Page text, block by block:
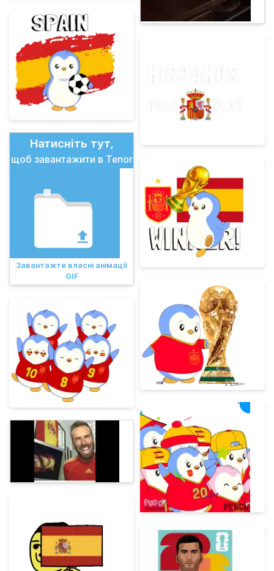
Натисніть тут,
щоб завантажити в Tenor
Завантажте власні анімації
GIF